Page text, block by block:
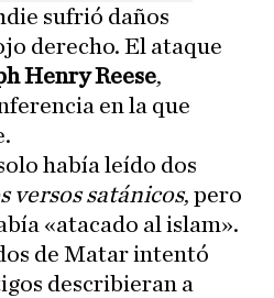
sufrió daños
derecho. El ataque
Henry Reese,
en la que
había leído dos
versos satánicos, pero
«atacado al islam».
de Matar intentó
describieran a